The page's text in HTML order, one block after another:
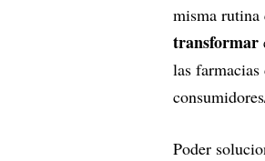
misma rutina
transformar
las
Poder